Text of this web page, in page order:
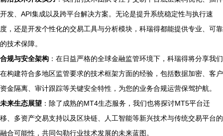
开发、API集成以及跨平台解决方案。无论是提升系统稳定性与执行速
度，还是开发个性化的交易工具与分析模块，科瑞得都能提供专业、可靠
的技术保障。
合规与安全架构 ：在日益严格的全球金融监管环境下，科瑞得将分享我们
在构建符合多地区监管要求的技术框架方面的经验，包括数据加密、客户
资金隔离、审计跟踪等关键安全特性，为您的业务合规运营保驾护航。
未来生态展望 ：除了成熟的MT4生态服务，我们也将探讨MT5平台迁
移、多资产交易支持以及区块链、人工智能等新兴技术与传统交易平台的
融合可能性，共同勾勒行业技术发展的未来蓝图。